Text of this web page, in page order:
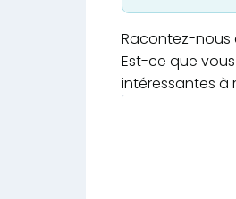
Racontez-nous
Est-ce que
intéressantes à